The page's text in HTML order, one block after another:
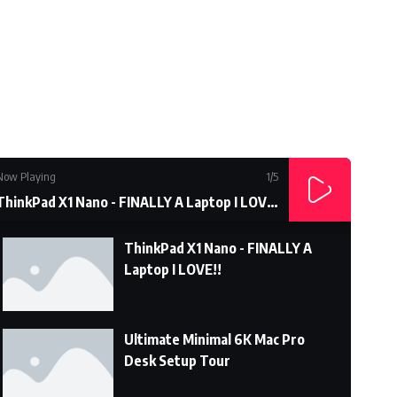
Playing 1/5
ThinkPad X1 Nano - FINALLY A Laptop I LOVE!!
ThinkPad X1 Nano - FINALLY A
Laptop I LOVE!!
Ultimate Minimal 6K Mac Pro
Desk Setup Tour